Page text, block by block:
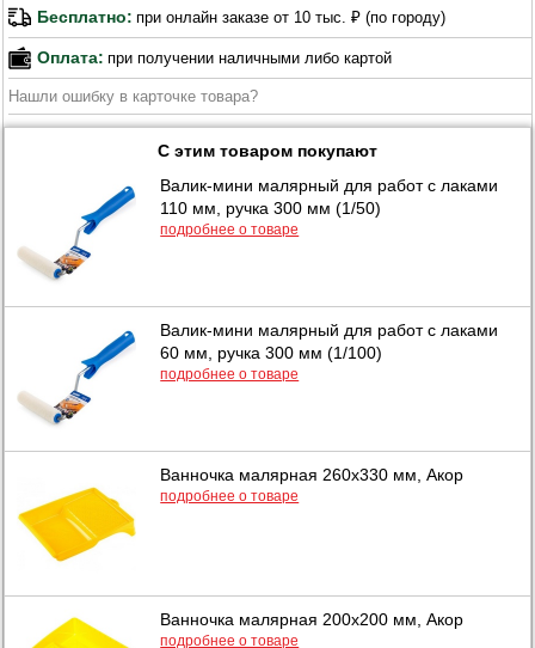
Бесплатно: при онлайн заказе от 10 тыс. ₽ (по городу)
Оплата: при получении наличными либо картой
Нашли ошибку в карточке товара?
С этим товаром покупают
Валик-мини малярный для работ с лаками
110 мм, ручка 300 мм (1/50)
подробнее о товаре
Валик-мини малярный для работ с лаками
60 мм, ручка 300 мм (1/100)
подробнее о товаре
Ванночка малярная 260х330 мм, Акор
подробнее о товаре
Ванночка малярная 200х200 мм, Акор
подробнее о товаре